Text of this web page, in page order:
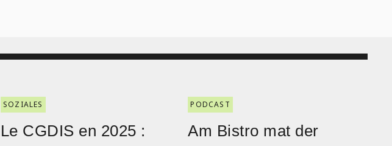
SOZIALES
Le CGDIS en 2025 :
PODCAST
Am Bistro mat der